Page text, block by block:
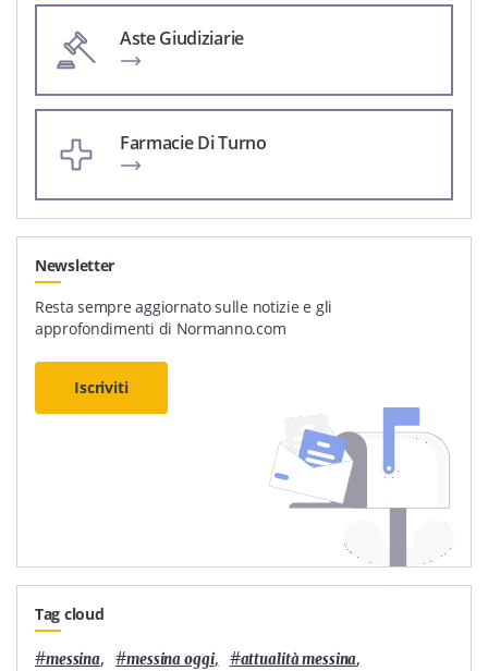
Aste Giudiziarie
Farmacie Di Turno
Newsletter
Resta sempre aggiornato sulle notizie e gli
approfondimenti di Normanno.com
Iscriviti
Tag cloud
#messina, #messina oggi, #attualità messina,